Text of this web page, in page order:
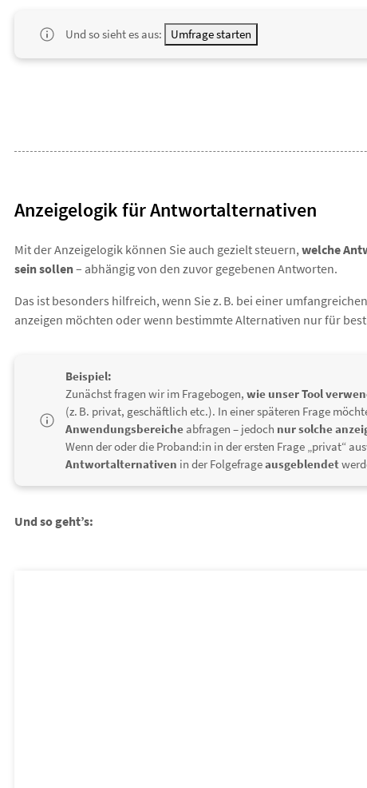
Und so sieht es aus: Umfrage starten
Anzeigelogik für Antwortalternativen
Mit der Anzeigelogik können Sie auch gezielt steuern,welche
sein sollen– abhängig von den zuvor gegebenen Antworten.
Das ist besonders hilfreich, wenn Sie z. B. bei einer
anzeigen möchten oder wenn bestimmte Alternativen nur für
Beispiel:
Zunächst fragen wir im Fragebogen,wie unser Tool
(z. B. privat, geschäftlich etc.). In einer späteren Frage
Anwendungsbereicheabfragen – jedoch nur solche
Wenn der oder die Proband:in in der ersten Frage „privat“
Antwortalternativen in der Folgefrageausgeblendet
Und so geht’s: